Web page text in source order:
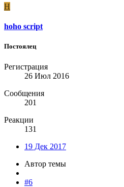
H
hoho script
Постоялец
Регистрация
26 Июл 2016
Сообщения
201
Реакции
131
19 Дек 2017
Автор темы
#6